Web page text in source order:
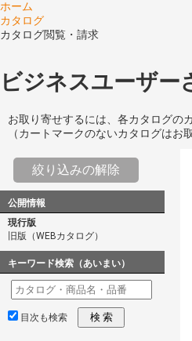
ホーム
カタログ
カタログ閲覧・請求
ビジネスユーザー
お取り寄せするには、各カタログの
（カートマークのないカタログはお
絞り込みの解除
公開情報
現行版
旧版（WEBカタログ）
キーワード検索（あいまい）
目次も検索 検 索